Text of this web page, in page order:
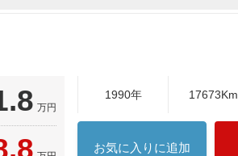
万円
1990年 17673Km
お気に入りに追加